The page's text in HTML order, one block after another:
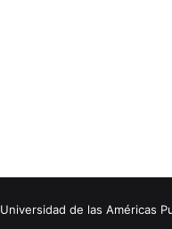
de las Américas